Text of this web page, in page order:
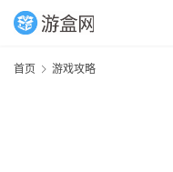
首页 游戏攻略